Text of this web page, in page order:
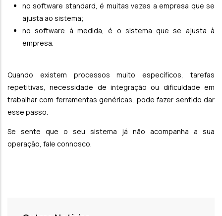
no software standard, é muitas vezes a empresa que se
ajusta ao sistema;
no software à medida, é o sistema que se ajusta à
empresa.
Quando existem processos muito específicos, tarefas
repetitivas, necessidade de integração ou dificuldade em
trabalhar com ferramentas genéricas, pode fazer sentido dar
esse passo.
Se sente que o seu sistema já não acompanha a sua
operação, fale connosco.